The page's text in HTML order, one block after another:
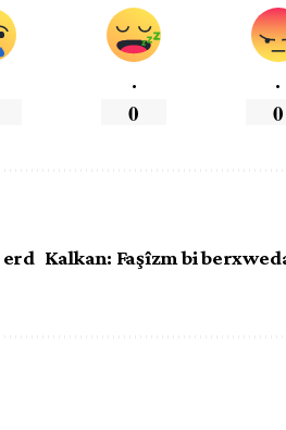
.
0
.
0
erd Kalkan: Faşîzm bi